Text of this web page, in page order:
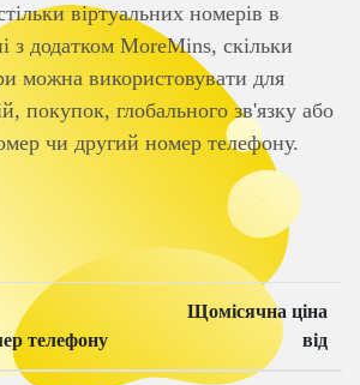
віртуальних номерів в
з додатком MoreMins, скільки
можна використовувати для
покупок, глобального зв'язку або
чи другий номер телефону.
телефону
Щомісячна ціна
від